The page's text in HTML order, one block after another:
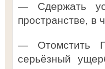
— Сдержать
пространстве, в
— Отомстить
серьёзный